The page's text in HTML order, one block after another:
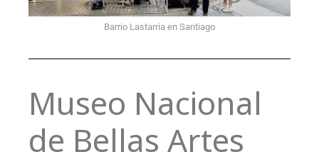
Barrio Lastarria en Santiago
Museo Nacional
de Bellas Artes